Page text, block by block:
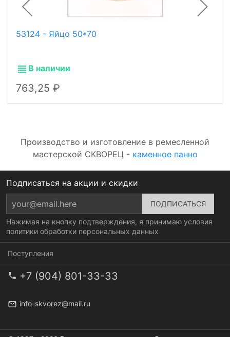
53124 - Яйцо 50*70
В наличии
763,25
Производство и изготовление в ремесленной
мастерской СКВОРЕЦ - каменное панно
Подписаться на акции и скидки
Нажимая на кнопку подтверждения, я принимаю условия
политики обработки персональных данных
Поступления
+7 (904) 801-33-33
info-skvorez@mail.ru